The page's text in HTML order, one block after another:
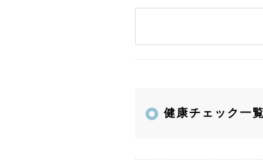
健康チェック一覧